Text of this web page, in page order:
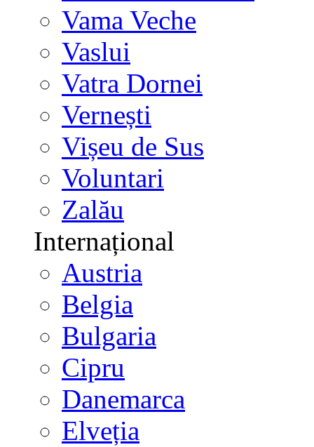
Vama Veche
Vaslui
Vatra Dornei
Vernești
Vișeu de Sus
Voluntari
Zalău
Internațional
Austria
Belgia
Bulgaria
Cipru
Danemarca
Elveția